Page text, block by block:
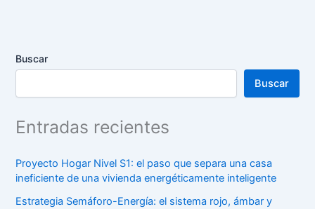
Buscar
Buscar
Entradas recientes
Proyecto Hogar Nivel S1: el paso que separa una casa
ineficiente de una vivienda energéticamente inteligente
Estrategia Semáforo-Energía: el sistema rojo, ámbar y